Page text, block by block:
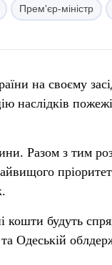
Прем'єр-міністр
на своєму
наслідків
Разом з тим
кошти будуть